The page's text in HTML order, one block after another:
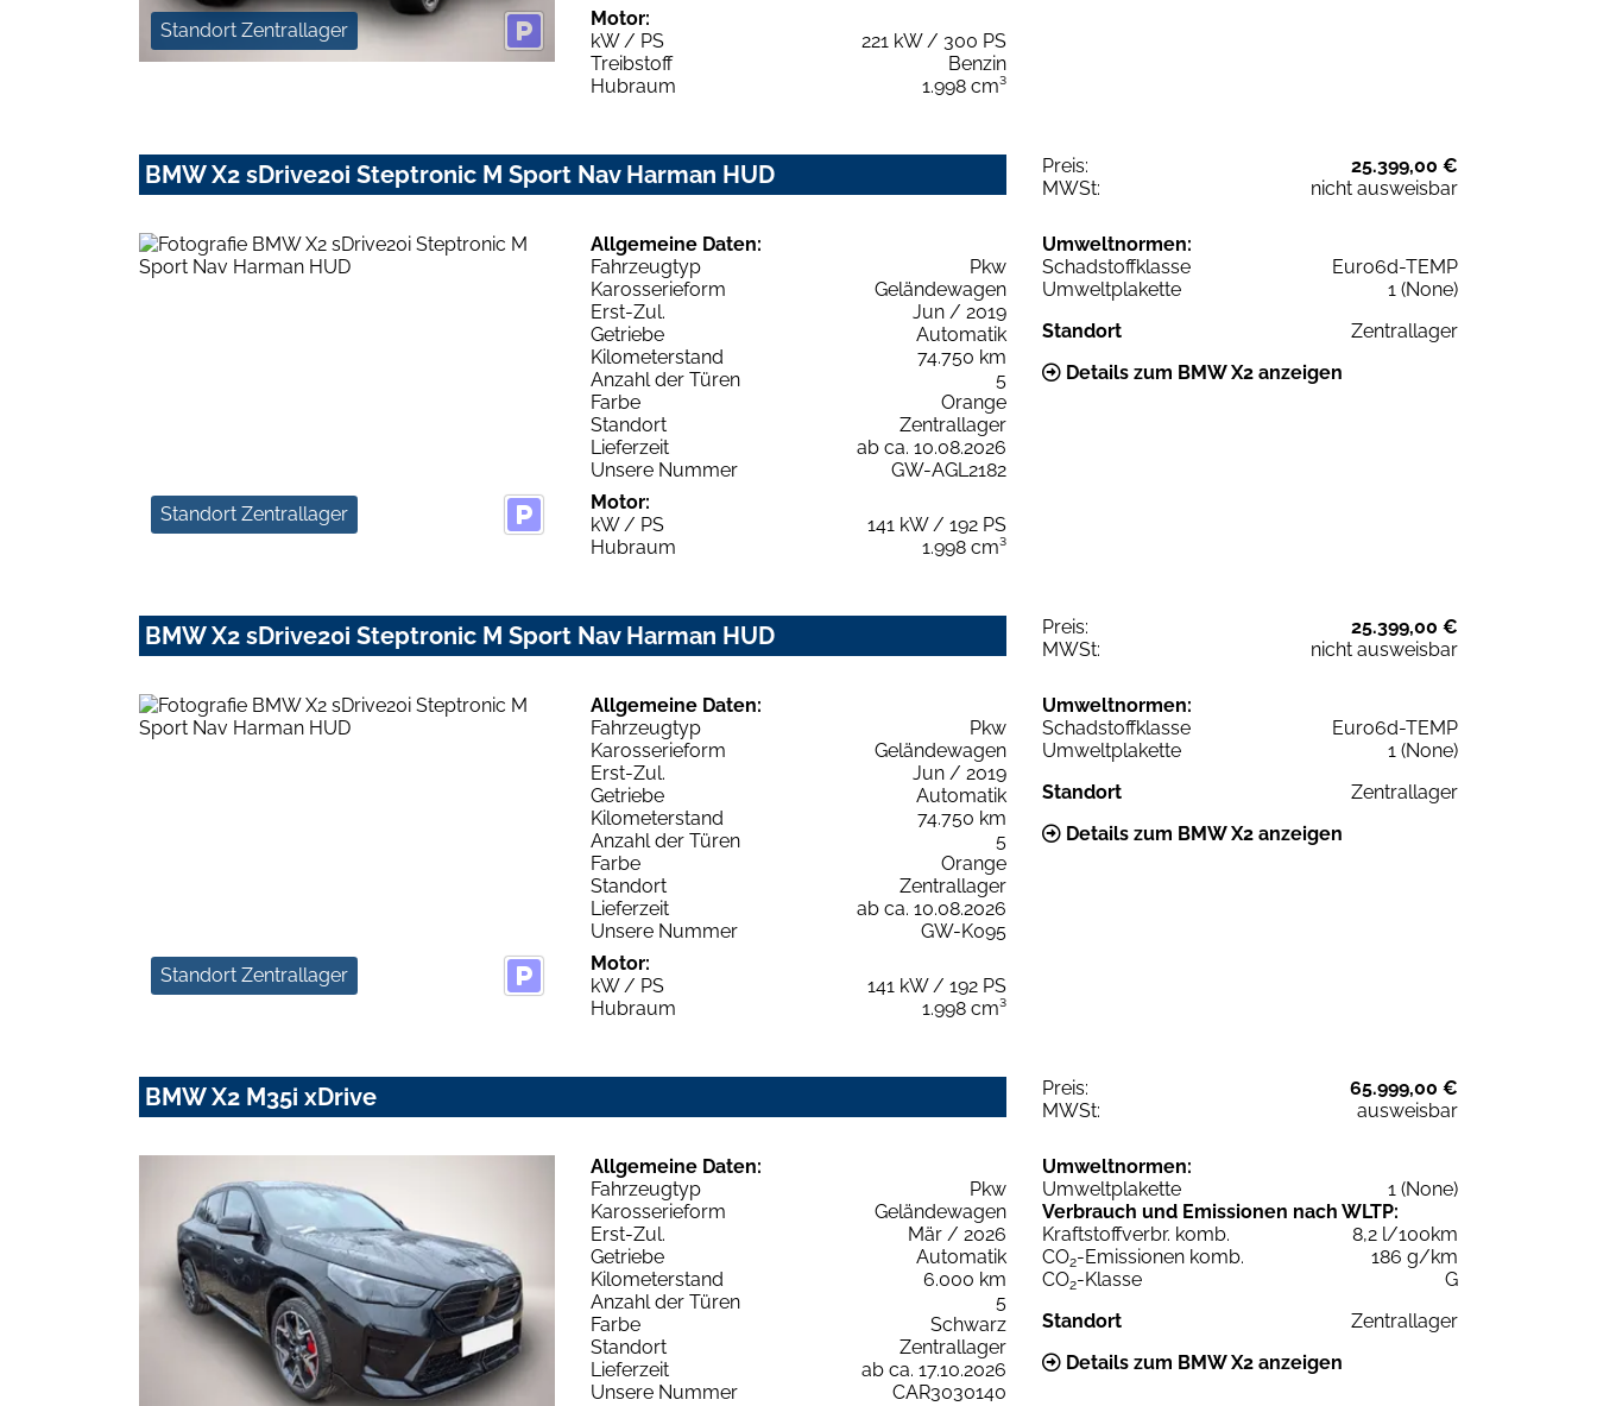
Standort Zentrallager
Motor:
kW / PS
221 kW / 300 PS
Treibstoff
Benzin
Hubraum
1.998 cm³
BMW X2 sDrive20i Steptronic M Sport Nav Harman HUD Preis:
25.399,00 €
MWSt:
nicht ausweisbar
Standort Zentrallager
Allgemeine Daten:
Fahrzeugtyp
Pkw
Karosserieform
Geländewagen
Erst-Zul.
Jun / 2019
Getriebe
Automatik
Kilometerstand
74.750 km
Anzahl der Türen
5
Farbe
Orange
Standort
Zentrallager
Lieferzeit
ab ca. 10.08.2026
Unsere Nummer
GW-AGL2182
Motor:
kW / PS
141 kW / 192 PS
Hubraum
1.998 cm³
Umweltnormen:
Schadstoffklasse
Euro6d-TEMP
Umweltplakette
1 (None)
Standort
Zentrallager
Details zum BMW X2 anzeigen
BMW X2 sDrive20i Steptronic M Sport Nav Harman HUD Preis:
25.399,00 €
MWSt:
nicht ausweisbar
Standort Zentrallager
Allgemeine Daten:
Fahrzeugtyp
Pkw
Karosserieform
Geländewagen
Erst-Zul.
Jun / 2019
Getriebe
Automatik
Kilometerstand
74.750 km
Anzahl der Türen
5
Farbe
Orange
Standort
Zentrallager
Lieferzeit
ab ca. 10.08.2026
Unsere Nummer
GW-K095
Motor:
kW / PS
141 kW / 192 PS
Hubraum
1.998 cm³
Umweltnormen:
Schadstoffklasse
Euro6d-TEMP
Umweltplakette
1 (None)
Standort
Zentrallager
Details zum BMW X2 anzeigen
BMW X2 M35i xDrive Preis:
65.999,00 €
MWSt:
ausweisbar
Allgemeine Daten:
Fahrzeugtyp
Pkw
Karosserieform
Geländewagen
Erst-Zul.
Mär / 2026
Getriebe
Automatik
Kilometerstand
6.000 km
Anzahl der Türen
5
Farbe
Schwarz
Standort
Zentrallager
Lieferzeit
ab ca. 17.10.2026
Unsere Nummer
CAR3030140
Umweltnormen:
Umweltplakette
1 (None)
Verbrauch und Emissionen nach WLTP:
Kraftstoffverbr. komb.
8,2 l/100km
CO2-Emissionen komb.
186 g/km
CO2-Klasse
G
Standort
Zentrallager
Details zum BMW X2 anzeigen